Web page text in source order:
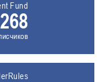
Fund
268